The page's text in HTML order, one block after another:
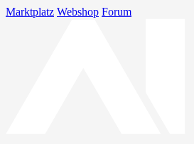
Marktplatz Webshop Forum